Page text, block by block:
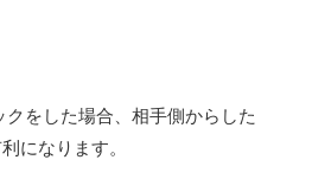
をした場合、相手側からした
になります。